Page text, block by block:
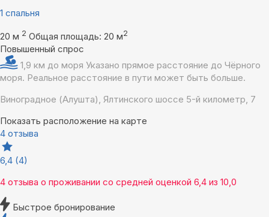
1 спальня
20 м 2 Общая площадь: 20 м2
Повышенный спрос
1,9 км до моря Указано прямое расстояние до Чёрного
моря. Реальное расстояние в пути может быть больше.
Виноградное (Алушта), Ялтинского шоссе 5-й километр, 7
Показать расположение на карте
4 отзыва
6,4 (4)
4 отзыва о проживании со средней оценкой 6,4 из 10,0
Быстрое бронирование